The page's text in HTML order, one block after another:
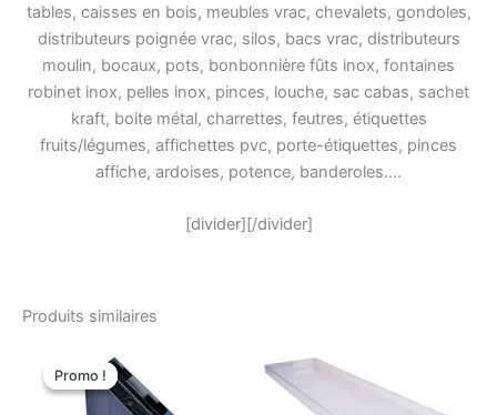
tables, caisses en bois, meubles vrac, chevalets, gondoles,
distributeurs poignée vrac, silos, bacs vrac, distributeurs
moulin, bocaux, pots, bonbonnière fûts inox, fontaines
robinet inox, pelles inox, pinces, louche, sac cabas, sachet
kraft, boite métal, charrettes, feutres, étiquettes
fruits/légumes, affichettes pvc, porte-étiquettes, pinces
affiche, ardoises, potence, banderoles….
[divider][/divider]
Produits similaires
Promo !
Promo !
initial
était
prix
actuel
est